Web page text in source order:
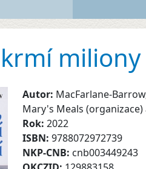
Autor: MacFarlane-
Mary's Meals (organizace)
Rok: 2022
ISBN: 9788072972739
NKP-CNB: cnb003449243